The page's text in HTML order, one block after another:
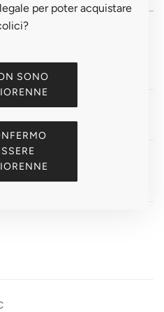
granito Wachau, fiori bianchi
finale pulito
per poter acquistare
SONO